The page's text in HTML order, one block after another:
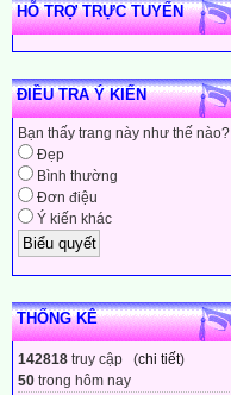
HỖ TRỢ TRỰC TUYẾN
ĐIỀU TRA Ý KIẾN
Bạn thấy trang này như thế nào?
Đẹp
Bình thường
Đơn điệu
Ý kiến khác
THỐNG KÊ
142818 truy cập (chi tiết)
50 trong hôm nay